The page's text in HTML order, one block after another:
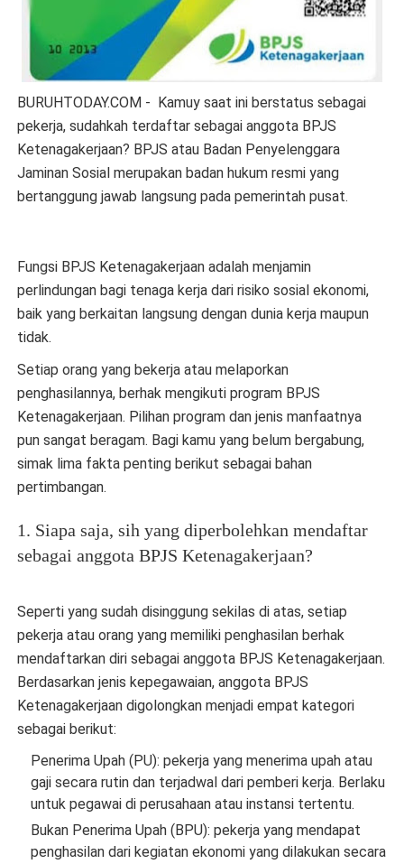
BURUHTODAY.COM - Kamuy saat ini berstatus sebagai
pekerja, sudahkah terdaftar sebagai anggota BPJS
Ketenagakerjaan? BPJS atau Badan Penyelenggara
Jaminan Sosial merupakan badan hukum resmi yang
bertanggung jawab langsung pada pemerintah pusat.
Fungsi BPJS Ketenagakerjaan adalah menjamin
perlindungan bagi tenaga kerja dari risiko sosial ekonomi,
baik yang berkaitan langsung dengan dunia kerja maupun
tidak.
Setiap orang yang bekerja atau melaporkan
penghasilannya, berhak mengikuti program BPJS
Ketenagakerjaan. Pilihan program dan jenis manfaatnya
pun sangat beragam. Bagi kamu yang belum bergabung,
simak lima fakta penting berikut sebagai bahan
pertimbangan.
1. Siapa saja, sih yang diperbolehkan mendaftar
sebagai anggota BPJS Ketenagakerjaan?
Seperti yang sudah disinggung sekilas di atas, setiap
pekerja atau orang yang memiliki penghasilan berhak
mendaftarkan diri sebagai anggota BPJS Ketenagakerjaan.
Berdasarkan jenis kepegawaian, anggota BPJS
Ketenagakerjaan digolongkan menjadi empat kategori
sebagai berikut:
Penerima Upah (PU): pekerja yang menerima upah atau
gaji secara rutin dan terjadwal dari pemberi kerja. Berlaku
untuk pegawai di perusahaan atau instansi tertentu.
Bukan Penerima Upah (BPU): pekerja yang mendapat
penghasilan dari kegiatan ekonomi yang dilakukan secara